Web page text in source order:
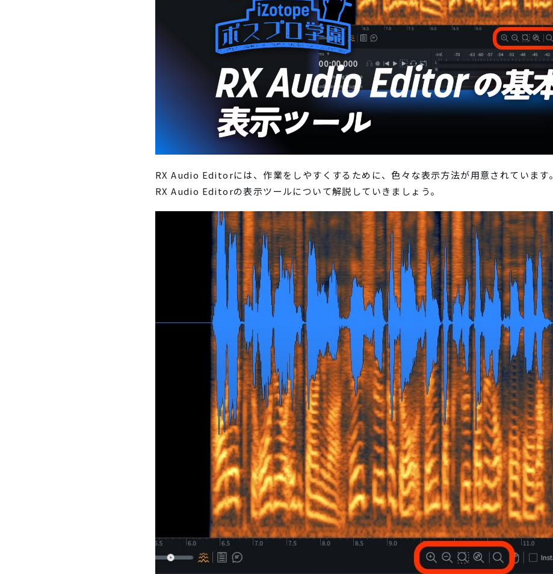
RX Audio Editorには、作業をしやすくするために、色々な表示方法が用意されています。
RX Audio Editorの表示ツールについて解説していきましょう。